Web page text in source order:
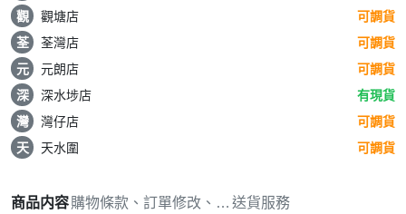
觀
觀塘店
可調貨
荃
荃灣店
可調貨
元
元朗店
可調貨
深
深水埗店
有現貨
灣
灣仔店
可調貨
天
天水圍 可調貨
商品内容購物條款、訂單修改、取消與退款政策
送貨服務